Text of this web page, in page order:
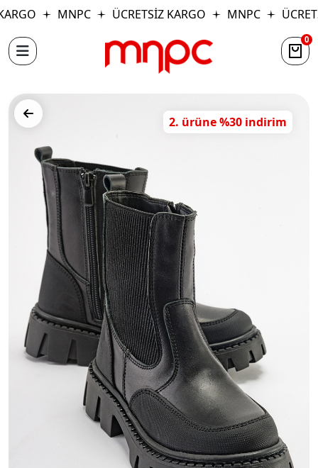
MNPC ÜCRETSİZ KARGO MNPC
0
2. ürüne %30 indirim